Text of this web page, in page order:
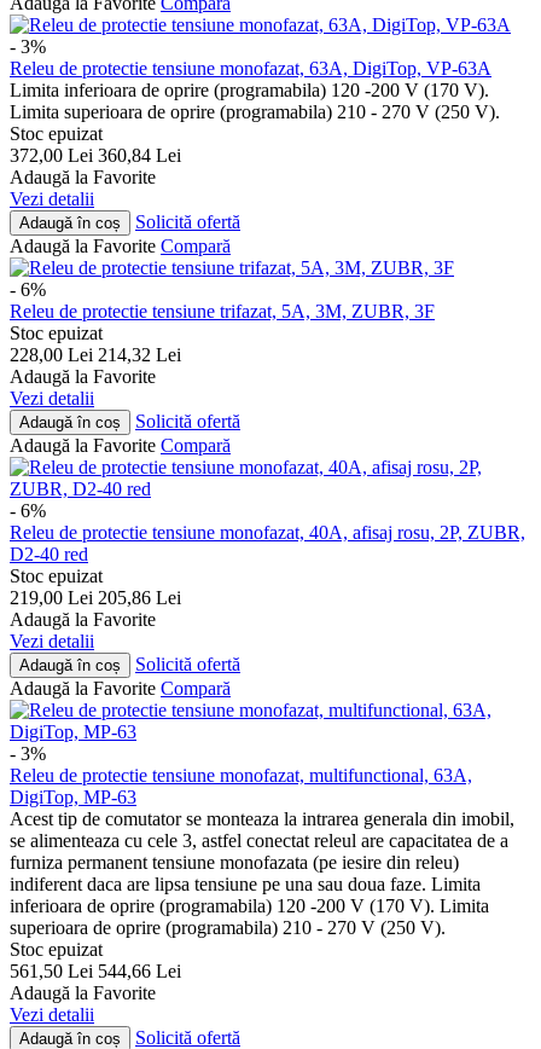
- 3%
Releu de protectie tensiune monofazat, 63A, DigiTop, VP-63A
Limita inferioara de oprire (programabila) 120 -200 V (170 V).
Limita superioara de oprire (programabila) 210 - 270 V (250 V).
Stoc epuizat
372,00 Lei 360,84 Lei
Adaugă la Favorite
Vezi detalii
Adaugă în coș
Solicită ofertă
Adaugă la Favorite Compară
- 6%
Releu de protectie tensiune trifazat, 5A, 3M, ZUBR, 3F
Stoc epuizat
228,00 Lei 214,32 Lei
Adaugă la Favorite
Vezi detalii
Adaugă în coș
Solicită ofertă
Adaugă la Favorite Compară
- 6%
Releu de protectie tensiune monofazat, 40A, afisaj rosu, 2P, ZUBR,
D2-40 red
Stoc epuizat
219,00 Lei 205,86 Lei
Adaugă la Favorite
Vezi detalii
Adaugă în coș
Solicită ofertă
Adaugă la Favorite Compară
- 3%
Releu de protectie tensiune monofazat, multifunctional, 63A,
DigiTop, MP-63
Acest tip de comutator se monteaza la intrarea generala din imobil,
se alimenteaza cu cele 3, astfel conectat releul are capacitatea de a
furniza permanent tensiune monofazata (pe iesire din releu)
indiferent daca are lipsa tensiune pe una sau doua faze. Limita
inferioara de oprire (programabila) 120 -200 V (170 V). Limita
superioara de oprire (programabila) 210 - 270 V (250 V).
Stoc epuizat
561,50 Lei 544,66 Lei
Adaugă la Favorite
Vezi detalii
Adaugă în coș
Solicită ofertă